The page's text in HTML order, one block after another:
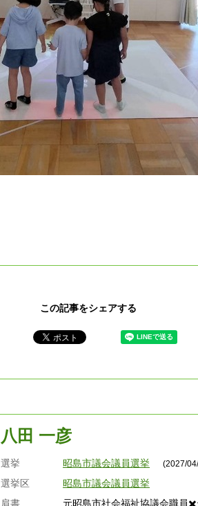
この記事をシェアする
八田 一彦
選挙 昭島市議会議員選挙 (2027/
選挙区
昭島市議会議員選挙
肩書
元昭島市社会福祉協議会職員